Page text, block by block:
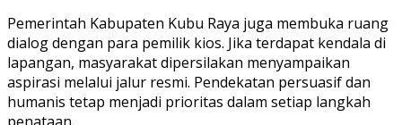
Pemerintah Kabupaten Kubu Raya juga membuka ruang
dialog dengan para pemilik kios. Jika terdapat kendala di
lapangan, masyarakat dipersilakan menyampaikan
aspirasi melalui jalur resmi. Pendekatan persuasif dan
humanis tetap menjadi prioritas dalam setiap langkah